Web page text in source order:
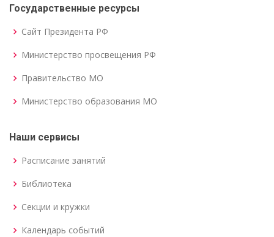
Государственные ресурсы
Сайт Президента РФ
Министерство просвещения РФ
Правительство МО
Министерство образования МО
Наши сервисы
Расписание занятий
Библиотека
Секции и кружки
Календарь событий